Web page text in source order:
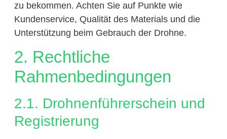
zu bekommen. Achten Sie auf Punkte wie
Kundenservice, Qualität des Materials und die
Unterstützung beim Gebrauch der Drohne.
2. Rechtliche
Rahmenbedingungen
2.1. Drohnenführerschein und
Registrierung